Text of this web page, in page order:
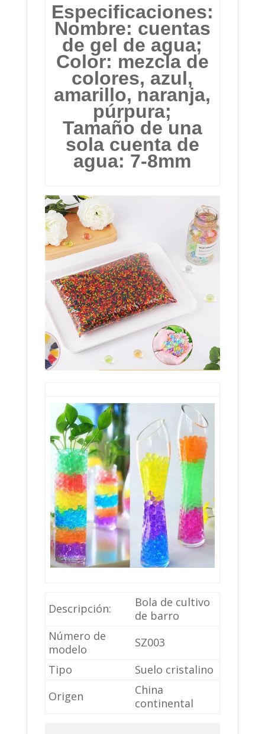
Especificaciones:
Nombre: cuentas
de gel de agua;
Color: mezcla de
colores, azul,
amarillo, naranja,
púrpura;
Tamaño de una
sola cuenta de
agua: 7-8mm
Descripción:
Bola de cultivo
de barro
Número de
modelo
SZ003
Tipo
Suelo cristalino
Origen
China
continental